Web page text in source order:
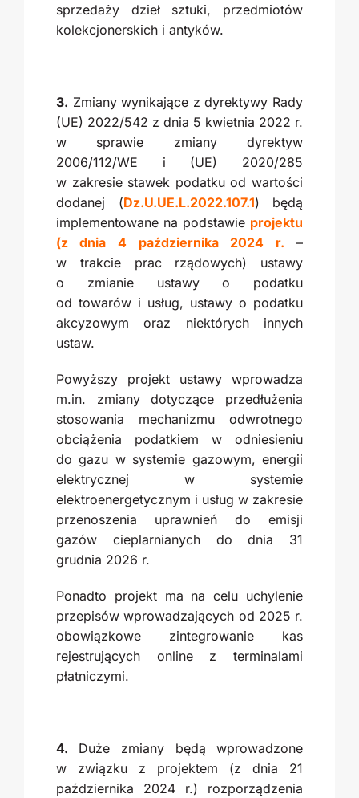
sprzedaży dzieł sztuki, przedmiotów
kolekcjonerskich i antyków.
3. Zmiany wynikające z dyrektywy Rady
(UE) 2022/542 z dnia 5 kwietnia 2022 r.
w sprawie zmiany dyrektyw
2006/112/WE i (UE) 2020/285
w zakresie stawek podatku od wartości
dodanej (Dz.U.UE.L.2022.107.1) będą
implementowane na podstawie projektu
(z dnia 4 października 2024 r. –
w trakcie prac rządowych) ustawy
o zmianie ustawy o podatku
od towarów i usług, ustawy o podatku
akcyzowym oraz niektórych innych
ustaw.
Powyższy projekt ustawy wprowadza
m.in. zmiany dotyczące przedłużenia
stosowania mechanizmu odwrotnego
obciążenia podatkiem w odniesieniu
do gazu w systemie gazowym, energii
elektrycznej w systemie
elektroenergetycznym i usług w zakresie
przenoszenia uprawnień do emisji
gazów cieplarnianych do dnia 31
grudnia 2026 r.
Ponadto projekt ma na celu uchylenie
przepisów wprowadzających od 2025 r.
obowiązkowe zintegrowanie kas
rejestrujących online z terminalami
płatniczymi.
4. Duże zmiany będą wprowadzone
w związku z projektem (z dnia 21
października 2024 r.) rozporządzenia